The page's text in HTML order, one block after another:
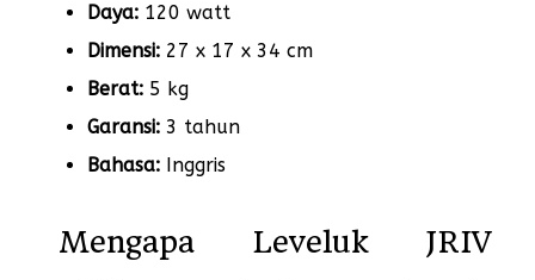
Daya: 120 watt
Dimensi: 27 x 17 x 34 cm
Berat: 5 kg
Garansi: 3 tahun
Bahasa: Inggris
Mengapa Leveluk JRIV